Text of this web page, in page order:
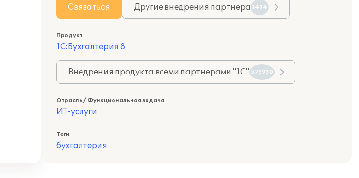
Связаться Другие внедрения партнера 1434
Продукт
1С:Бухгалтерия 8
Внедрения продукта всеми партнерами "1С" 575930
Отрасль / Функциональная задача
ИТ-услуги
Теги
бухгалтерия